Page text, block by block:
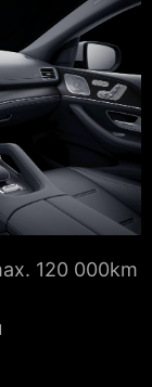
120 000km